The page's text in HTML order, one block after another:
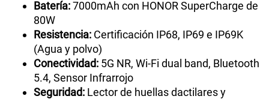
Batería:7000mAh con HONOR SuperCharge de
80W
Resistencia: Certificación IP68, IP69 e IP69K
(Agua y polvo)
Conectividad: 5G NR, Wi-Fi dual band, Bluetooth
5.4, Sensor Infrarrojo
Seguridad: Lector de huellas dactilares y